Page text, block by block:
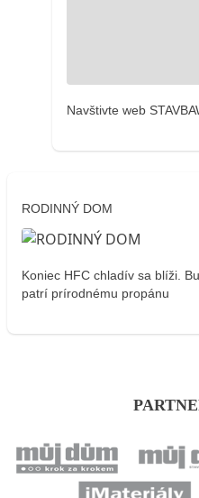
Navštivte web
RODINNÝ DOM
Koniec HFC chladív sa blíži.
patrí prírodnému propánu